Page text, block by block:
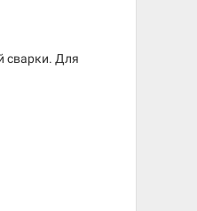
сварки. Для